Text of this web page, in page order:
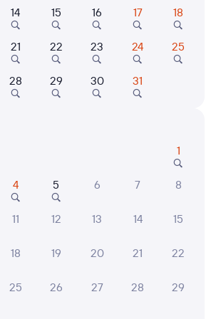
8
02:39
3 д 22 ч 19 м в пути
Выберите дату
2 д 22 ч 19 м в пути
14 15 16 17 18
21 22 23 24 25
28 29 30 31
1
4 5 6 7 8
11 12 13 14 15
18 19 20 21 22
25 26 27 28 29